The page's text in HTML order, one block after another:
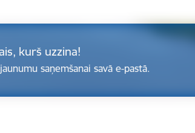
kurš uzzina!
saņemšanai savā e-pastā.